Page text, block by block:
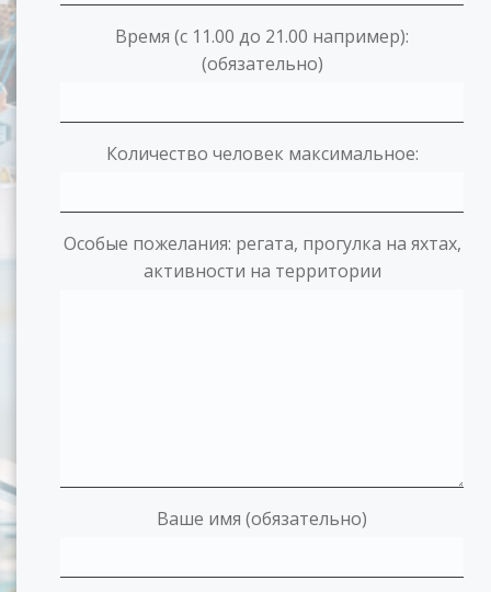
Время (с 11.00 до 21.00 например):
(обязательно)
Количество человек максимальное:
Особые пожелания: регата, прогулка на яхтах,
активности на территории
Ваше имя (обязательно)